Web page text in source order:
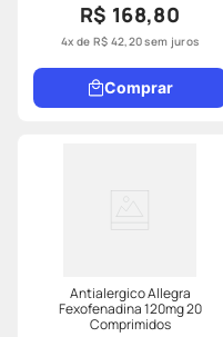
R$ 168,80
4x de R$ 42,20sem juros
Comprar
Antialergico Allegra
Fexofenadina 120mg 20
Comprimidos